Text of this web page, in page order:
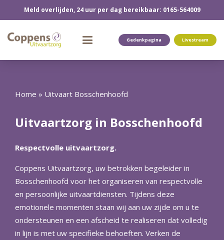
Meld overlijden, 24 uur per dag bereikbaar: 0165-564009
Gedenkpagina Livestream
Home » Uitvaart Bosschenhoofd
Uitvaartzorg in Bosschenhoofd
Respectvolle uitvaartzorg.
Coppens Uitvaartzorg, uw betrokken begeleider in
Bosschenhoofd voor het organiseren van respectvolle
en persoonlijke uitvaartdiensten. Tijdens deze
emotionele momenten staan wij aan uw zijde om u te
ondersteunen en een afscheid te realiseren dat volledig
in lijn is met uw specifieke behoeften. Verken de